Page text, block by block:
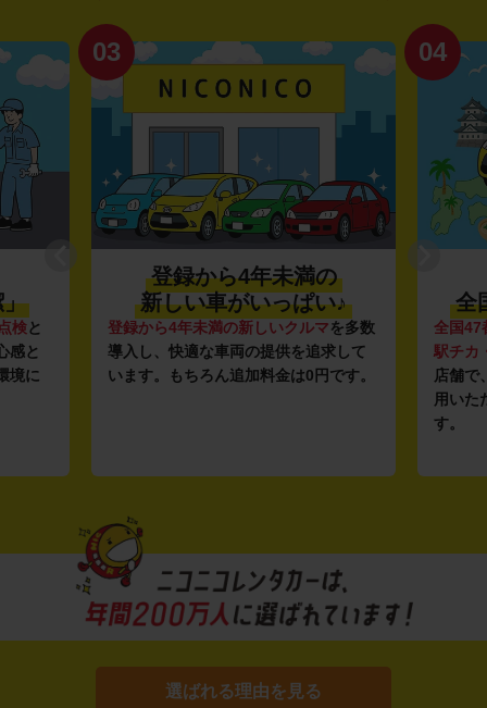
」
検と
感と
境に
03
登録から4年未満の
新しい車がいっぱい♪
登録から4年未満の新しいクルマを多数
導入し、快適な車両の提供を追求して
います。もちろん追加料金は0円です。
04
全
全国47
駅チカ
店舗で
用いた
す。
選ばれる理由を見る